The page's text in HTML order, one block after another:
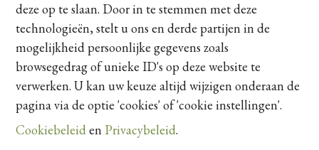
deze op te slaan. Door in te stemmen met deze
technologieën, stelt u ons en derde partijen in de
mogelijkheid persoonlijke gegevens zoals
browsegedrag of unieke ID's op deze website te
verwerken. U kan uw keuze altijd wijzigen onderaan de
pagina via de optie 'cookies' of 'cookie instellingen'.
Cookiebeleiden Privacybeleid.